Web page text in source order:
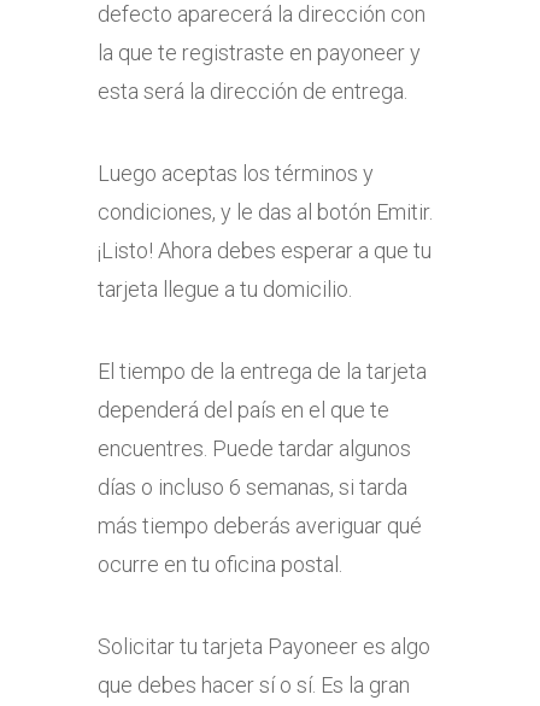
defecto aparecerá la dirección con
la que te registraste en payoneer y
esta será la dirección de entrega.
Luego aceptas los términos y
condiciones, y le das al botón Emitir.
¡Listo! Ahora debes esperar a que tu
tarjeta llegue a tu domicilio.
El tiempo de la entrega de la tarjeta
dependerá del país en el que te
encuentres. Puede tardar algunos
días o incluso 6 semanas, si tarda
más tiempo deberás averiguar qué
ocurre en tu oficina postal.
Solicitar tu tarjeta Payoneer es algo
que debes hacer sí o sí. Es la gran